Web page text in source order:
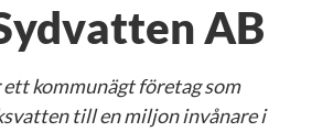
AB
kommunägt företag som
till en miljon invånare i